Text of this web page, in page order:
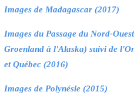
Images de Madagascar (2017)
Images du Passage du Nord-
Groenland à l'Alaska) suivi de
et Québec (2016)
Images de Polynésie (2015)